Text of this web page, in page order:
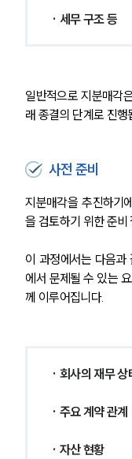
· 세무 구조 등
일반적으로 지분매각
래 종결의 단계로 진행
사전 준비
지분매각을 추진하기
을 검토하기 위한 준비
이 과정에서는 다음과
에서 문제될 수 있는
께 이루어집니다.
· 회사의 재무 상
· 주요 계약 관계
· 자산 현황